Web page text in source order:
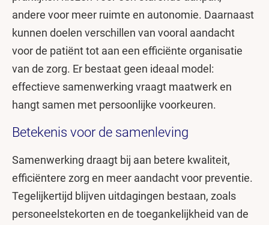
andere voor meer ruimte en autonomie. Daarnaast
kunnen doelen verschillen van vooral aandacht
voor de patiënt tot aan een efficiënte organisatie
van de zorg. Er bestaat geen ideaal model:
effectieve samenwerking vraagt maatwerk en
hangt samen met persoonlijke voorkeuren.
Betekenis voor de samenleving
Samenwerking draagt bij aan betere kwaliteit,
efficiëntere zorg en meer aandacht voor preventie.
Tegelijkertijd blijven uitdagingen bestaan, zoals
personeelstekorten en de toegankelijkheid van de